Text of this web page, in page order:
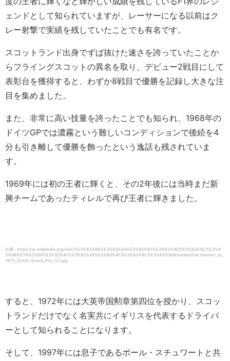
ェンドとして知られていますが、レーサーになる以前はク
レー射撃で実績を残していたことでも有名です。
スコットランド出身でずば抜けた速さを誇っていたことか
らフライングスコットの異名を取り、デビュー2戦目にして
表彰台を獲得すると、わずか8戦目で優勝を記録し大きな注
目を集めました。
また、非常に高い技量を誇ったことでも知られ、1968年の
ドイツGPでは濃霧という難しいコンディションで後続を4
分も引き離して優勝を飾ったという逸話も残されていま
す。
1969年には初の王者に輝くと、その2年後には当時まだ新
興チームであったティレルで再び王者に輝きました。
出典：https://ja.wikipedia.org/wiki/%E3%82%B8%E3%83%A3%E3%83%83%E3%82%AD%E3%83%BC%E3%8
3%BB%E3%82%B9%E3%83%81%E3%83%A5%E3%83%AF%E3%83%BC%E3%83%88#/media/File:Stewart_at_
1970_Dutch_Grand_Prix_(2).jpg
すると、1972年には大英帝国勲章第四位を授かり、スコッ
トランドだけでなく名実共にイギリスを代表するドライバ
ーとして知られることになります。
そして、1997年には息子であるポール・スチュワートと共